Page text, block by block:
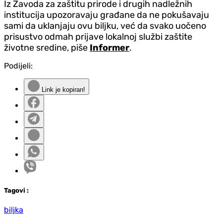
Iz Zavoda za zaštitu prirode i drugih nadležnih
institucija upozoravaju građane da ne pokušavaju
sami da uklanjaju ovu biljku, već da svako uočeno
prisustvo odmah prijave lokalnoj službi zaštite
životne sredine, piše Informer.
Podijeli:
Link je kopiran!
Tagovi :
biljka